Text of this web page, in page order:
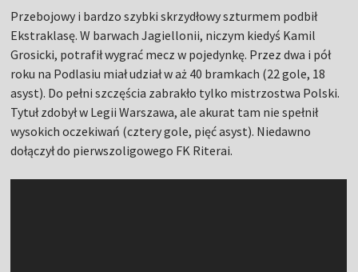
Przebojowy i bardzo szybki skrzydłowy szturmem podbił
Ekstraklasę. W barwach Jagiellonii, niczym kiedyś Kamil
Grosicki, potrafił wygrać mecz w pojedynkę. Przez dwa i pół
roku na Podlasiu miał udział w aż 40 bramkach (22 gole, 18
asyst). Do pełni szczęścia zabrakło tylko mistrzostwa Polski.
Tytuł zdobył w Legii Warszawa, ale akurat tam nie spełnił
wysokich oczekiwań (cztery gole, pięć asyst). Niedawno
dołączył do pierwszoligowego FK Riterai.